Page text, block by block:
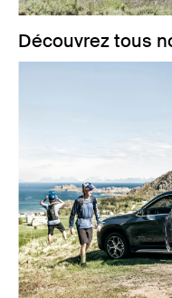
Découvrez tous